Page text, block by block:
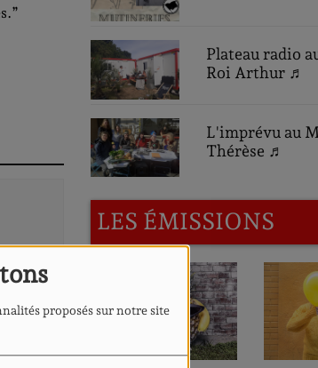
proposés sur notre site
Plateau radio
Roi Arthur ♬
L'imprévu au
Thérèse ♬
LES ÉMISSIONS